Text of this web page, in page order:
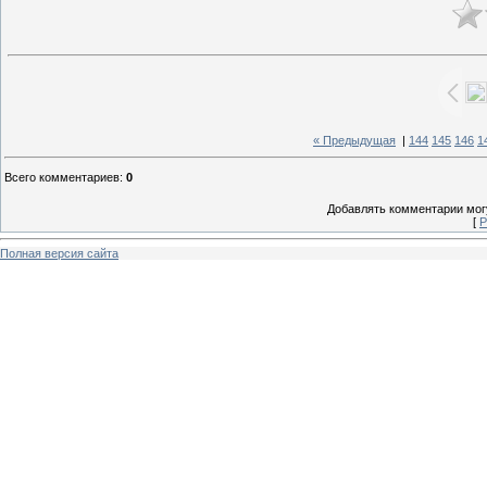
« Предыдущая 144 145 146
Всего комментариев: 0
Добавлять комментарии
[
Полная версия сайта